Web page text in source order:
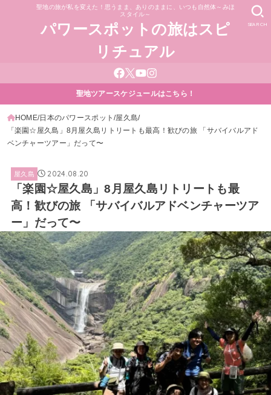
聖地の旅が私を変えた！思うまま、ありのままに、いつも自然体～みほ
スタイル～
パワースポットの旅はスピ
リチュアル
SEARCH
聖地ツアースケジュールはこちら！
HOME 日本のパワースポット 屋久島
「楽園☆屋久島」8月屋久島リトリートも最高！歓びの旅 「サバイバルアド
ベンチャーツアー」だって〜
屋久島 2024.08.20
「楽園☆屋久島」8月屋久島リトリートも最
高！歓びの旅 「サバイバルアドベンチャーツア
ー」だって〜